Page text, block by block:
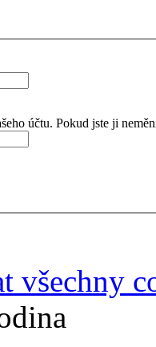
účtu. Pokud jste ji
všechny